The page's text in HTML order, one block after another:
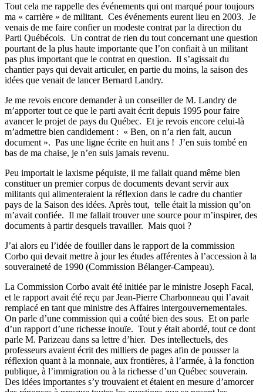
Tout cela me rappelle des événements qui ont marqué pour toujours
ma « carrière » de militant. Ces événements eurent lieu en 2003. Je
venais de me faire confier un modeste contrat par la direction du
Parti Québécois. Un contrat de rien du tout concernant une question
pourtant de la plus haute importante que l’on confiait à un militant
pas plus important que le contrat en question. Il s’agissait du
chantier pays qui devait articuler, en partie du moins, la saison des
idées que venait de lancer Bernard Landry.
Je me revois encore demander à un conseiller de M. Landry de
m’apporter tout ce que le parti avait écrit depuis 1995 pour faire
avancer le projet de pays du Québec. Et je revois encore celui-là
m’admettre bien candidement : « Ben, on n’a rien fait, aucun
document ». Pas une ligne écrite en huit ans ! J’en suis tombé en
bas de ma chaise, je n’en suis jamais revenu.
Peu importait le laxisme péquiste, il me fallait quand même bien
constituer un premier corpus de documents devant servir aux
militants qui alimenteraient la réflexion dans le cadre du chantier
pays de la Saison des idées. Après tout, telle était la mission qu’on
m’avait confiée. Il me fallait trouver une source pour m’inspirer, des
documents à partir desquels travailler. Mais quoi ?
J’ai alors eu l’idée de fouiller dans le rapport de la commission
Corbo qui devait mettre à jour les études afférentes à l’accession à la
souveraineté de 1990 (Commission Bélanger-Campeau).
La Commission Corbo avait été initiée par le ministre Joseph Facal,
et le rapport avait été reçu par Jean-Pierre Charbonneau qui l’avait
remplacé en tant que ministre des Affaires intergouvernementales.
On parle d’une commission qui a coûté bien des sous. Et on parle
d’un rapport d’une richesse inouïe. Tout y était abordé, tout ce dont
parle M. Parizeau dans sa lettre d’hier. Des intellectuels, des
professeurs avaient écrit des milliers de pages afin de pousser la
réflexion quant à la monnaie, aux frontières, à l’armée, à la fonction
publique, à l’immigration ou à la richesse d’un Québec souverain.
Des idées importantes s’y trouvaient et étaient en mesure d’amorcer